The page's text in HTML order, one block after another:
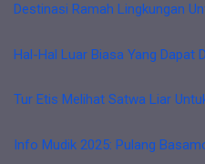
Destinasi Ramah Lingkungan
Hal-Hal Luar Biasa Yang Dapat
Tur Etis Melihat Satwa Liar
Info Mudik 2025: Pulang